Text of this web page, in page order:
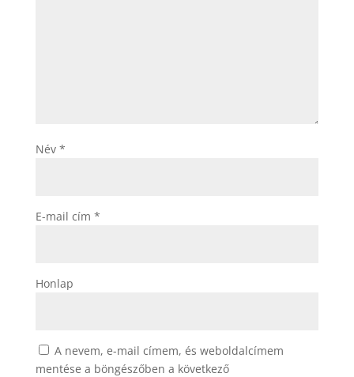
Név *
E-mail cím *
Honlap
A nevem, e-mail címem, és weboldalcímem
mentése a böngészőben a következő